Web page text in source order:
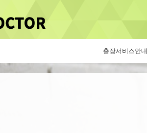
출장서비스안내